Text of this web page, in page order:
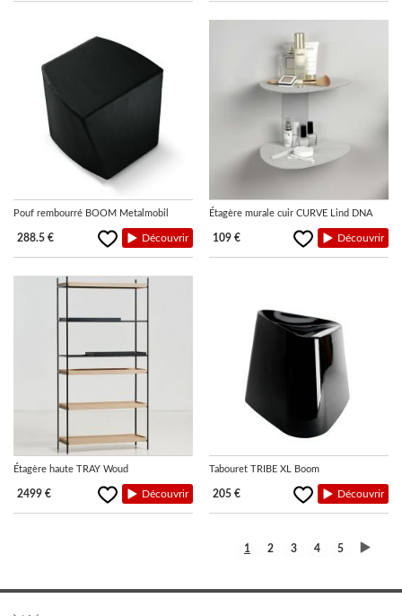
Pouf rembourré BOOM Metalmobil
288.5 € Découvrir
Étagère murale cuir CURVE Lind DNA
109 € Découvrir
Étagère haute TRAY Woud
2499 € Découvrir
Tabouret TRIBE XL Boom
205 € Découvrir
1 2 3 4 5